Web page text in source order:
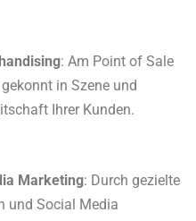
: Am Point of Sale
in Szene und
Ihrer Kunden.
Marketing: Durch gezielte
und Social Media